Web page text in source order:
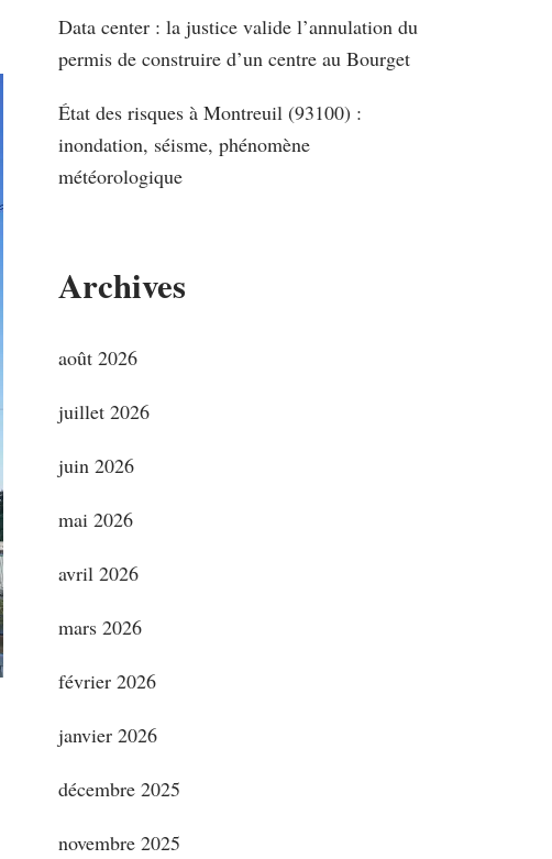
Data center : la justice valide l’annulation du
permis de construire d’un centre au Bourget
État des risques à Montreuil (93100) :
inondation, séisme, phénomène
météorologique
Archives
août 2026
juillet 2026
juin 2026
mai 2026
avril 2026
mars 2026
février 2026
janvier 2026
décembre 2025
novembre 2025